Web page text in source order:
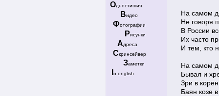
Одностишия
Видео
Фотографии
Рисунки
Адреса
Скринсейвер
Заметки
n english
На самом
Не говоря
В России
Их часто
И тем, кто
На самом
Бывал и
Зри в
Баян козе